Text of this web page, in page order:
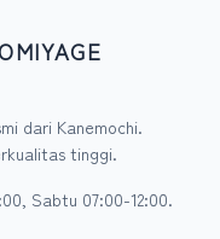
dari Kanemochi.
tinggi.
Sabtu 07:00-12:00.